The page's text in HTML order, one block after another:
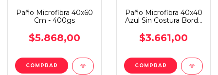
Paño Microfibra 40x60
Cm - 400gs
$5.868,00
Paño Microfibra 40x40
Azul Sin Costura Borde
$3.661,00